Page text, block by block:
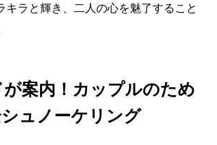
キラと輝き、二人の心を魅了すること
案内！カップルのため
ュノーケリング